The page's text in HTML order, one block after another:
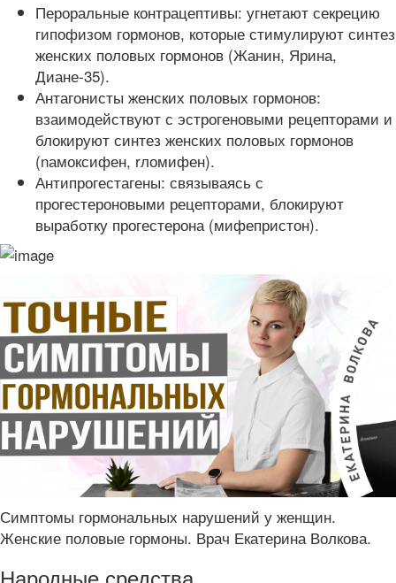
Пероральные контрацептивы: угнетают секрецию
гипофизом гормонов, которые стимулируют синтез
женских половых гормонов (Жанин, Ярина,
Диане-35).
Антагонисты женских половых гормонов:
взаимодействуют с эстрогеновыми рецепторами и
блокируют синтез женских половых гормонов
(nамоксифен, rломифен).
Антипрогестагены: связываясь с
прогестероновыми рецепторами, блокируют
выработку прогестерона (мифепристон).
Симптомы гормональных нарушений у женщин.
Женские половые гормоны. Врач Екатерина Волкова.